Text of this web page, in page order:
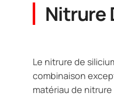
Nitrure
Le nitrure de
combinaison
matériau de